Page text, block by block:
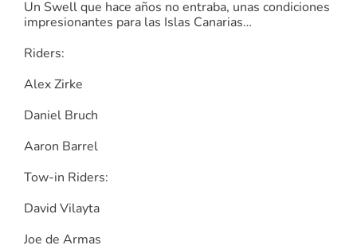
Un Swell que hace años no entraba, unas condiciones
impresionantes para las Islas Canarias…
Riders:
Alex Zirke
Daniel Bruch
Aaron Barrel
Tow-in Riders:
David Vilayta
Joe de Armas